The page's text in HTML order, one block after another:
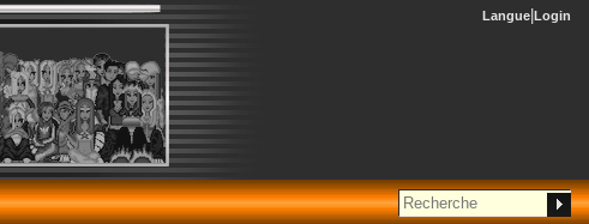
Langue Login